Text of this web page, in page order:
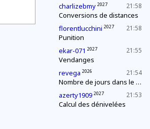
21:58
charlizebmy 2027
Conversions de distances
21:58
florentlucchini 2027
Punition
21:55
ekar-071 2027
Vendanges
21:54
revega 2026
Nombre de jours dans le mois
21:53
azerty1909 2027
Calcul des dénivelées